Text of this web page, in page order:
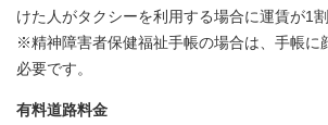
けた人がタクシーを利用する場合に運賃が1割
※精神障害者保健福祉手帳の場合は、手帳に
必要です。
有料道路料金